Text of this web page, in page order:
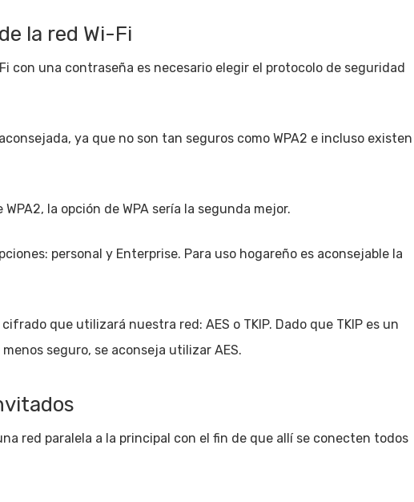
la red Wi-Fi
con una contraseña es necesario elegir el protocolo de seguridad
ya que no son tan seguros como WPA2 e incluso existen
la opción de WPA sería la segunda mejor.
personal y Enterprise. Para uso hogareño es aconsejable la
que utilizará nuestra red: AES o TKIP. Dado que TKIP es un
seguro, se aconseja utilizar AES.
red paralela a la principal con el fin de que allí se conecten todos